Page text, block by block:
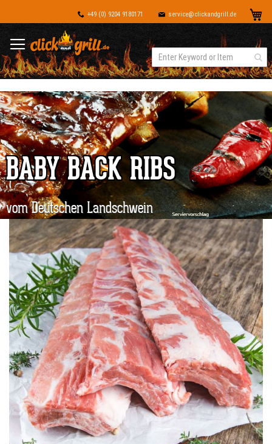
+49 (0) 9204 9180171 service@clickandgrill.de
BABY BACK RIBS
vom Deutschen Landschwein
Zum
Ende
der
Bildergalerie
springen